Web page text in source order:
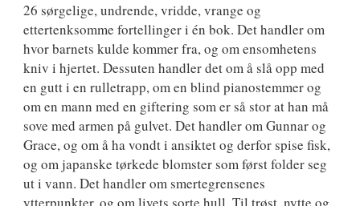
26 sørgelige, undrende, vridde, vrange og
ettertenksomme fortellinger i én bok. Det handler om
hvor barnets kulde kommer fra, og om ensomhetens
kniv i hjertet. Dessuten handler det om å slå opp med
en gutt i en rulletrapp, om en blind pianostemmer og
om en mann med en giftering som er så stor at han må
sove med armen på gulvet. Det handler om Gunnar og
Grace, og om å ha vondt i ansiktet og derfor spise fisk,
og om japanske tørkede blomster som først folder seg
ut i vann. Det handler om smertegrensenes